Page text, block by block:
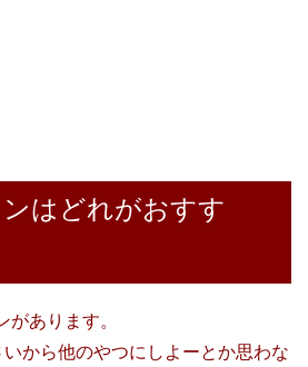
はどれがおすす
があります。
から他のやつにしよーとか思わな